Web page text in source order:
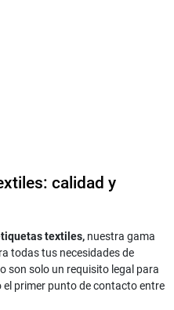
calidad y
textiles, nuestra gama
todas tus necesidades de
son solo un requisito legal para
el primer punto de contacto entre